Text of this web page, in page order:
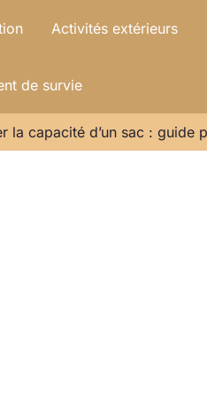
Activités extérieurs
de survie
la capacité d’un sac : guide